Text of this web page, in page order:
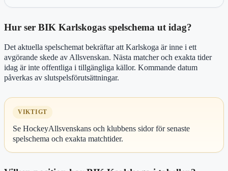
Hur ser BIK Karlskogas spelschema ut idag?
Det aktuella spelschemat bekräftar att Karlskoga är inne i ett
avgörande skede av Allsvenskan. Nästa matcher och exakta tider
idag är inte offentliga i tillgängliga källor. Kommande datum
påverkas av slutspelsförutsättningar.
VIKTIGT
Se HockeyAllsvenskans och klubbens sidor för senaste
spelschema och exakta matchtider.